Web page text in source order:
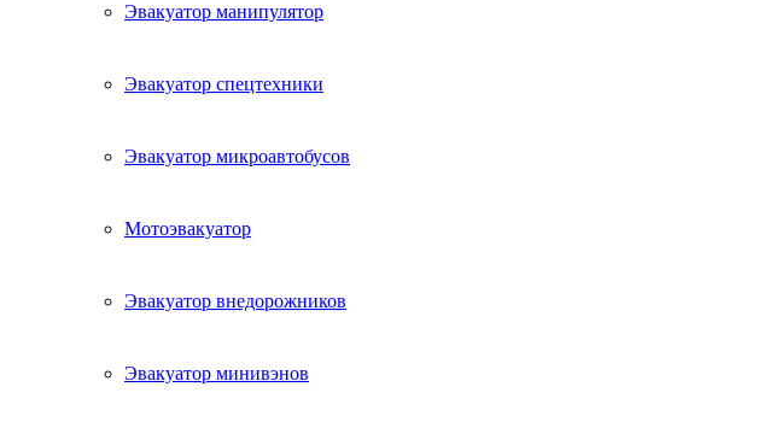
Эвакуатор манипулятор
Эвакуатор спецтехники
Эвакуатор микроавтобусов
Мотоэвакуатор
Эвакуатор внедорожников
Эвакуатор минивэнов